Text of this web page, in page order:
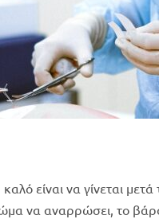
είναι να γίνεται
να αναρρώσει, το